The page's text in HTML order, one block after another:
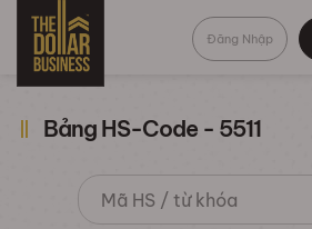
Đăng Nhập
Bảng HS-Code - 5511